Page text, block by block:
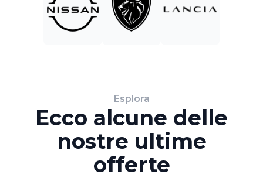
Esplora
Ecco alcune delle
nostre ultime
offerte